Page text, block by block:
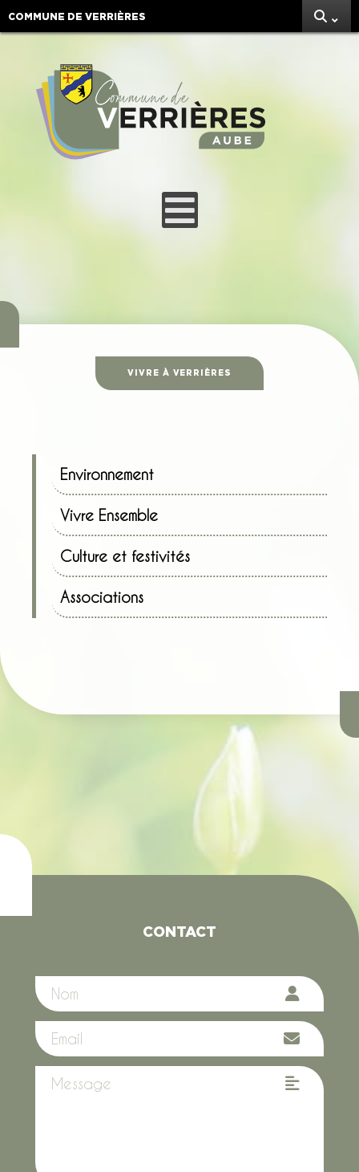
COMMUNE DE VERRIÈRES
VIVRE À VERRIÈRES
Environnement
Vivre Ensemble
Culture et festivités
Associations
CONTACT